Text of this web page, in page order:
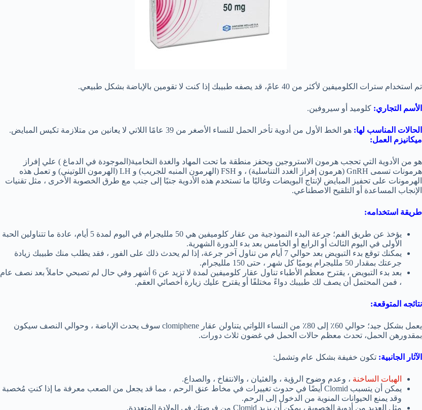
تم استخدام سترات الكلوميفين لأكثر من 40 عامً، قد يصفه طبيبك إذا كنت لا تقومين بالإباضة بشكل طبيعي.
الأسم التجاري: كلوميد أو سيروفين.
الحالات المناسب لها: هو الخط الأول من أدوية تأخر الحمل للنساء الأصغر من 39 عامًا اللاتي لا يعانين من متلازمة تكيس المبايض.
ميكانيزم العمل:
هو من الأدوية التي تحجب هرمون الاستروجين وبحفز منطقة ما تحت المهاد والغدة النخامية(الموجودة في الدماغ ) علي إفراز
هرمونات تسمى GnRH (هرمون إفراز الغدد التناسلية) ، و FSH (الهرمون المنبه للجريب) و LH (الهرمون اللوتيني) و تعمل هذه
الهرمونات على تحفيز المبايض لإنتاج البويضات وغالبًا ما تستخدم هذه الأدوية جنبًا إلى جنب مع طرق الخصوبة الأخرى ، مثل تقنيات
الإنجاب المساعدة أو التلقيح الاصطناعي.
طريقة استخدامه:
يؤخذ عن طريق الفم؛ جرعة البدء النموذجية من عقار كلوميفين هي 50 ملليجرام في اليوم لمدة 5 أيام، عادة ما تتناولين الحبة
الأولى في اليوم الثالث أو الرابع أو الخامس بعد بدء الدورة الشهرية.
يمكنك توقع بدء التبويض بعد حوالي 7 أيام من تناول آخر جرعة، إذا لم يحدث ذلك على الفور ، فقد يطلب منك طبيبك زيادة
جرعتك بمقدار 50 ملليجرام يوميًا كل شهر ، حتى 150 ملليجرام.
بعد بدء التبويض ، يقترح معظم الأطباء تناول عقار كلوميفين لمدة لا تزيد عن 6 أشهر وفي حال لم تصبحي حاملاً بعد نصف عام
، فمن المحتمل أن يصف لك طبيبك دواءً مختلفًا أو يقترح عليك زيارة أخصائي العقم.
نتائجه المتوقعة:
يعمل بشكل جيد؛ حوالي 60٪ إلى 80٪ من النساء اللواتي يتناولن عقار clomiphene سوف يحدث الإباضة ، وحوالي النصف سيكون
بمقدورهن الحمل، تحدث معظم حالات الحمل في غضون ثلاث دورات.
الآثار الجانبية: تكون خفيفة بشكل عام وتشمل:
الهبات الساخنة ، وعدم وضوح الرؤية ، والغثيان ، والانتفاخ ، والصداع.
يمكن أن يتسبب Clomid أيضًا في حدوث تغييرات في مخاط عنق الرحم ، مما قد يجعل من الصعب معرفة ما إذا كنتِ مُخصبة
وقد يمنع الحيوانات المنوية من الدخول إلى الرحم.
مثل العديد من أدوية الخصوبة ، يمكن أن يزيد Clomid من فرصتك في الولادة المتعددة.